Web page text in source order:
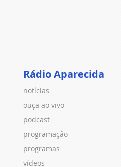
Rádio Aparecida
notícias
ouça ao vivo
podcast
programação
programas
vídeos